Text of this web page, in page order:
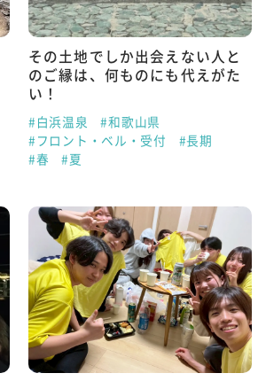
その土地でしか出会えない人と
のご縁は、何ものにも代えがた
い！
#白浜温泉
#和歌山県
#フロント・ベル・受付
#長期
#春
#夏